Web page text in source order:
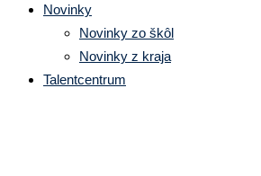
Novinky
Novinky zo škôl
Novinky z kraja
Talentcentrum